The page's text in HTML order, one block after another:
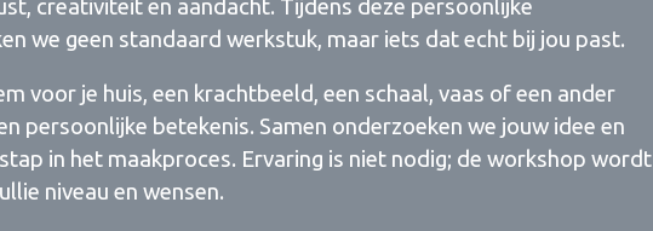
creativiteit en aandacht. Tijdens deze persoonlijke
we geen standaard werkstuk, maar iets dat echt bij jou past.
voor je huis, een krachtbeeld, een schaal, vaas of een ander
persoonlijke betekenis. Samen onderzoeken we jouw idee en
in het maakproces. Ervaring is niet nodig; de workshop wordt
niveau en wensen.